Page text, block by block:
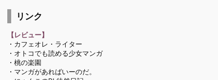
リンク
【レビュー】
・カフェオレ・ライター
・オトコでも読める少女マンガ
・桃の楽園
・マンガがあればいーのだ。